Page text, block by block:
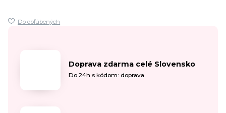
Do obľúbených
Doprava zdarma celé Slovensko
Do 24h s kódom: doprava